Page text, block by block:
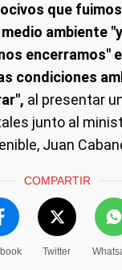
que
ambiente
encerramos"
condiciones
al presentar
junto al
Juan
COMPARTIR
Twitter